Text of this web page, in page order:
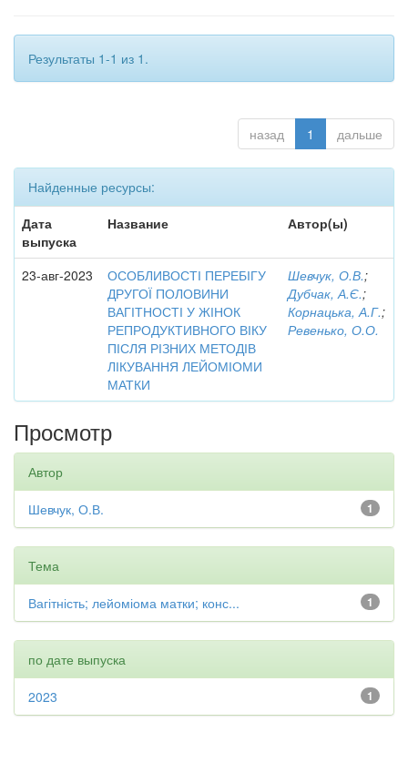
Результаты 1-1 из 1.
назад 1 дальше
Найденные ресурсы:
Дата
выпуска
Название Автор(ы)
23-авг-2023
ОСОБЛИВОСТІ ПЕРЕБІГУ
ДРУГОЇ ПОЛОВИНИ
ВАГІТНОСТІ У ЖІНОК
РЕПРОДУКТИВНОГО ВІКУ
ПІСЛЯ РІЗНИХ МЕТОДІВ
ЛІКУВАННЯ ЛЕЙОМІОМИ
МАТКИ
Шевчук, О.В.;
Дубчак, А.Є.;
Корнацька, А.Г.;
Ревенько, О.О.
Просмотр
Автор
1
Шевчук, О.В.
Тема
1
Вагітність; лейоміома матки; конс...
по дате выпуска
1
2023